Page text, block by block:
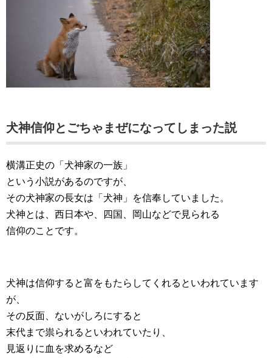
犬神信仰とごちゃまぜになってしまった説
横溝正史の「犬神家の一族」
という小説があるのですが、
その犬神家の長女は「犬神」を信奉していました。
犬神とは、西日本や、四国、岡山などで見られる
信仰のことです。
犬神は信仰すると富をもたらしてくれるといわれています
が、
その反面、ないがしろにすると
末代まで祟られるといわれていたり、
見返りに血を求めるなど